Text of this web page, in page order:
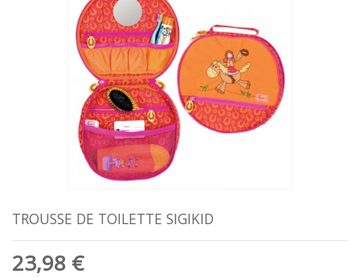
TROUSSE DE TOILETTE SIGIKID
23,98 €